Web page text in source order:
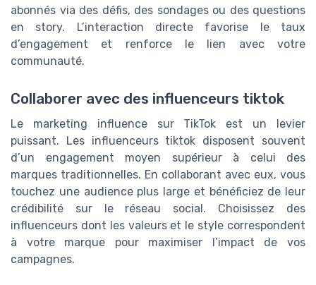
abonnés via des défis, des sondages ou des questions
en story. L’interaction directe favorise le taux
d’engagement et renforce le lien avec votre
communauté.
Collaborer avec des influenceurs tiktok
Le marketing influence sur TikTok est un levier
puissant. Les influenceurs tiktok disposent souvent
d’un engagement moyen supérieur à celui des
marques traditionnelles. En collaborant avec eux, vous
touchez une audience plus large et bénéficiez de leur
crédibilité sur le réseau social. Choisissez des
influenceurs dont les valeurs et le style correspondent
à votre marque pour maximiser l’impact de vos
campagnes.